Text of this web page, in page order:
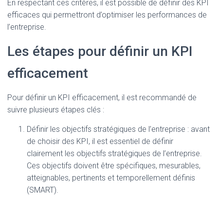
En respectant ces critères, il est possible de définir des KPI
efficaces qui permettront d’optimiser les performances de
l’entreprise.
Les étapes pour définir un KPI
efficacement
Pour définir un KPI efficacement, il est recommandé de
suivre plusieurs étapes clés :
Définir les objectifs stratégiques de l’entreprise : avant
de choisir des KPI, il est essentiel de définir
clairement les objectifs stratégiques de l’entreprise.
Ces objectifs doivent être spécifiques, mesurables,
atteignables, pertinents et temporellement définis
(SMART).